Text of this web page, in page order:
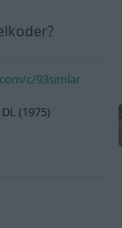
c/93simlar
(1975)